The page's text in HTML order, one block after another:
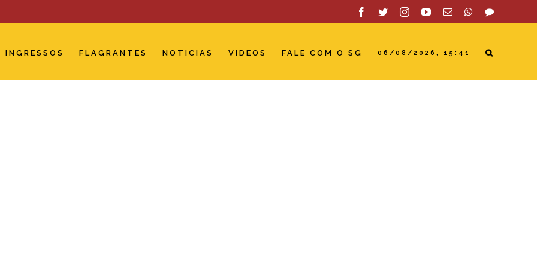
Facebook
TwitterInstagramYouTube
Email WhatsApp
SAC
INGRESSOS FLAGRANTES NOTICIAS VIDEOS FALE COM O SG 06/08/2026, 15:41